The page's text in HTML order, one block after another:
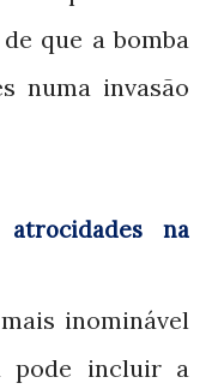
que a bomba
numa invasão
na
inominável
pode incluir a